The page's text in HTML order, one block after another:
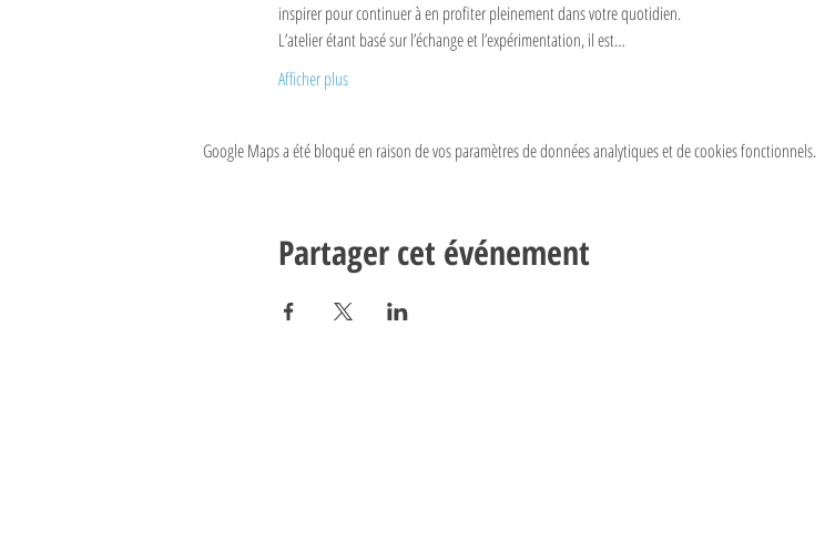
inspirer pour continuer à en profiter pleinement dans votre quotidien.
L’atelier étant basé sur l’échange et l’expérimentation, il est…
Afficher plus
Google Maps a été bloqué en raison de vos paramètres de données analytiques et de cookies fonctionnels.
Partager cet événement